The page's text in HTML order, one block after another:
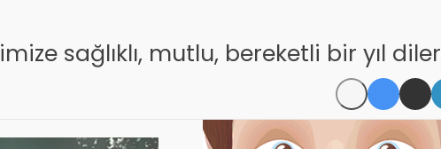
sağlıklı, mutlu, bereketli bir yıl